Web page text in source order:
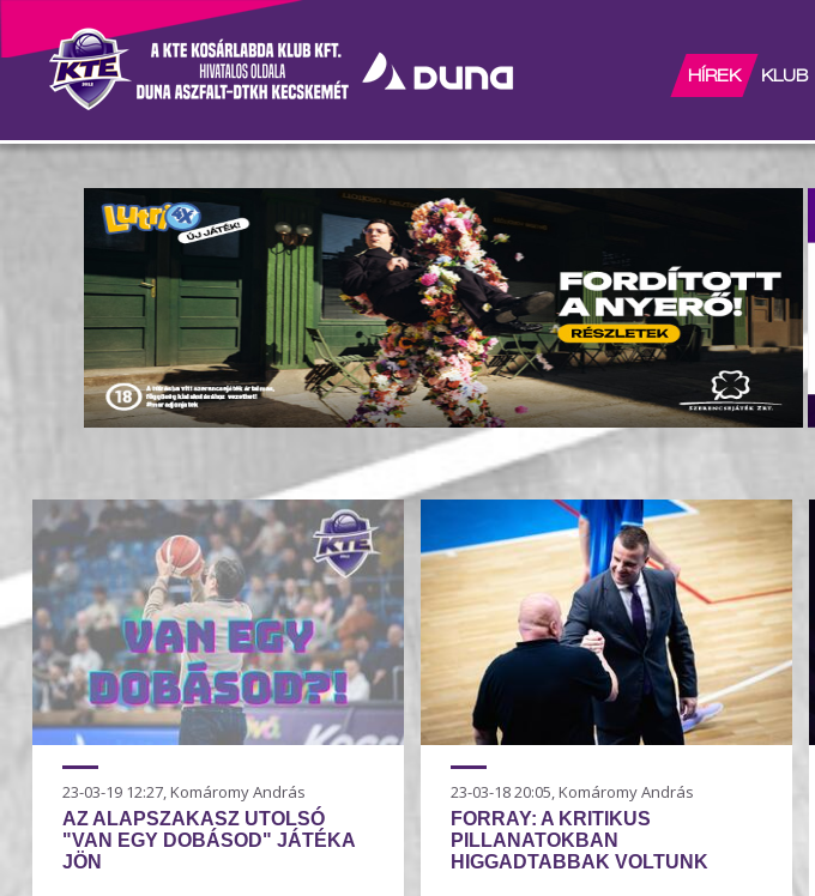
HÍREK KLUB
Hírek
23-03-19 12:27, Komáromy András
AZ ALAPSZAKASZ UTOLSÓ
"VAN EGY DOBÁSOD" JÁTÉKA
JÖN
23-03-18 20:05, Komáromy András
FORRAY: A KRITIKUS
PILLANATOKBAN
HIGGADTABBAK VOLTUNK